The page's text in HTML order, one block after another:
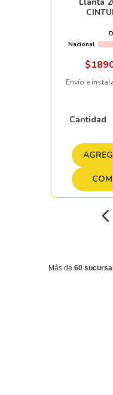
Nacional
$
Envío e
Cantidad
Más de 60